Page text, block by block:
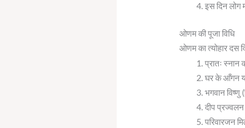
इस दिन लोग
ओणम की पूजा विधि
ओणम का त्योहार दस
प्रातः स्नान
घर के आँगन
भगवान विष्णु
दीप प्रज्वलन
परिवारजन